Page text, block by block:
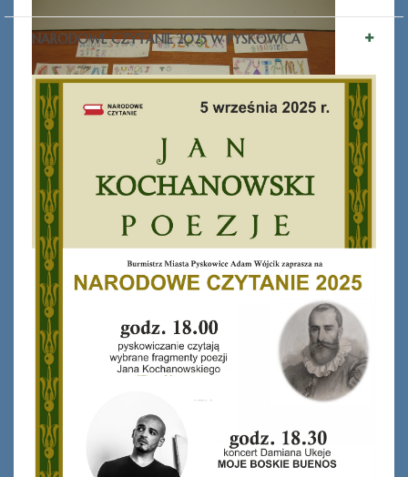
Ferie_2017_ODD_1.JPG
NARODOWE CZYTANIE 2025 W PYSKOWICA